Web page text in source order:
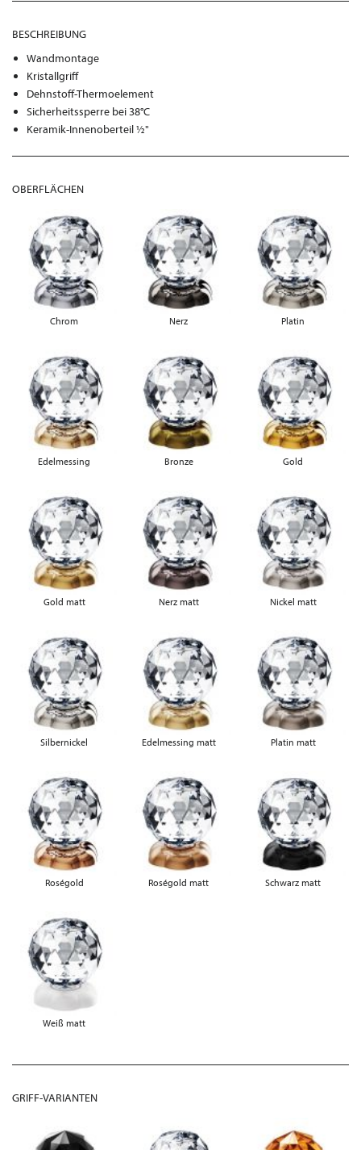
BESCHREIBUNG
Wandmontage
Kristallgriff
Dehnstoff-Thermoelement
Sicherheitssperre bei 38°C
Keramik-Innenoberteil ½"
OBERFLÄCHEN
Chrom Nerz Platin
Edelmessing Bronze Gold
Gold matt Nerz matt Nickel matt
Silbernickel Edelmessing matt Platin matt
Roségold Roségold matt Schwarz matt
Weiß matt
GRIFF-VARIANTEN